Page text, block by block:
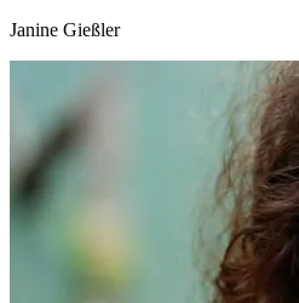
Janine Gießler